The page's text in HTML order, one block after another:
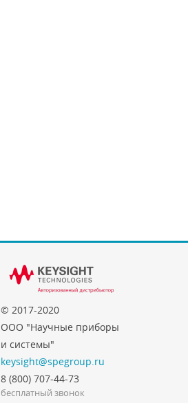
© 2017-2020
ООО "Научные приборы
и системы"
keysight@spegroup.ru
8 (800) 707-44-73
бесплатный звонок